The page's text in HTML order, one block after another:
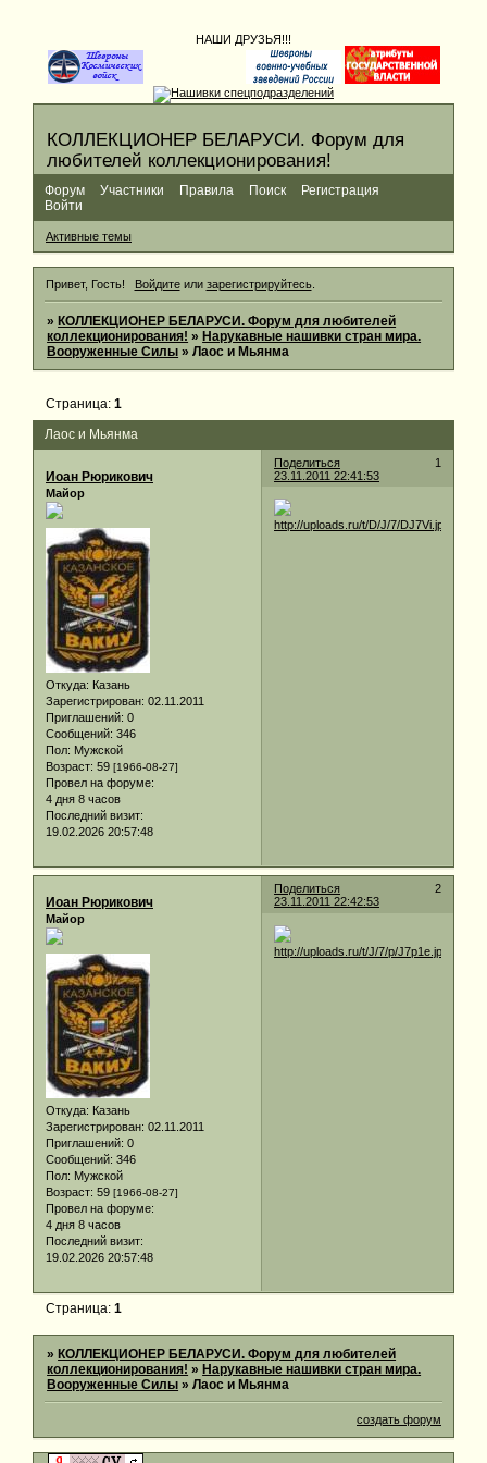
НАШИ ДРУЗЬЯ!!!
КОЛЛЕКЦИОНЕР БЕЛАРУСИ. Форум для
любителей коллекционирования!
Форум Участники Правила Поиск
Регистрация
Войти
Активные темы
Привет, Гость! Войдитеили зарегистрируйтесь.
»КОЛЛЕКЦИОНЕР БЕЛАРУСИ. Форум для любителей
коллекционирования! »Нарукавные нашивки стран мира.
Вооруженные Силы »Лаос и Мьянма
Лаос и Мьянма
Страница:1
Поделиться
1
23.11.2011 22:41:53
Иоан Рюрикович
Майор
Откуда: Казань
Зарегистрирован: 02.11.2011
Приглашений: 0
Сообщений: 346
Пол: Мужской
Возраст: 59 [1966-08-27]
Провел на форуме:
4 дня 8 часов
Последний визит:
19.02.2026 20:57:48
Поделиться
2
23.11.2011 22:42:53
Иоан Рюрикович
Майор
Откуда: Казань
Зарегистрирован: 02.11.2011
Приглашений: 0
Сообщений: 346
Пол: Мужской
Возраст: 59 [1966-08-27]
Провел на форуме:
4 дня 8 часов
Последний визит:
19.02.2026 20:57:48
Страница:1
» КОЛЛЕКЦИОНЕР БЕЛАРУСИ. Форум для любителей
коллекционирования! » Нарукавные нашивки стран мира.
Вооруженные Силы »Лаос и Мьянма
создать форум